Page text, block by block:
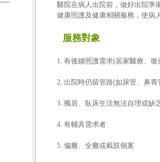
醫院在病人出院前，做好出院準
健康照護及健康相關服務，使病
服務對象
1. 有後續照護需求(居家醫療、
2. 出院時仍留管路(如尿管、鼻
3. 獨居、臥床生活無法自理或缺
4. 有輔具需求者
5. 偏癱、全癱或截肢個案